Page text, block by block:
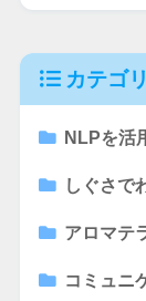
カテゴ
NLPを活
しぐさで
アロマテ
コミュニ